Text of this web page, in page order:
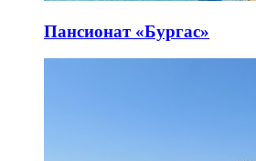
Пансионат «Бургас»